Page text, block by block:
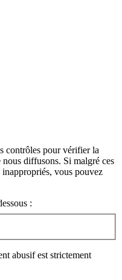
contrôles pour vérifier la
diffusons. Si malgré ces
inappropriés, vous pouvez
:
abusif est strictement